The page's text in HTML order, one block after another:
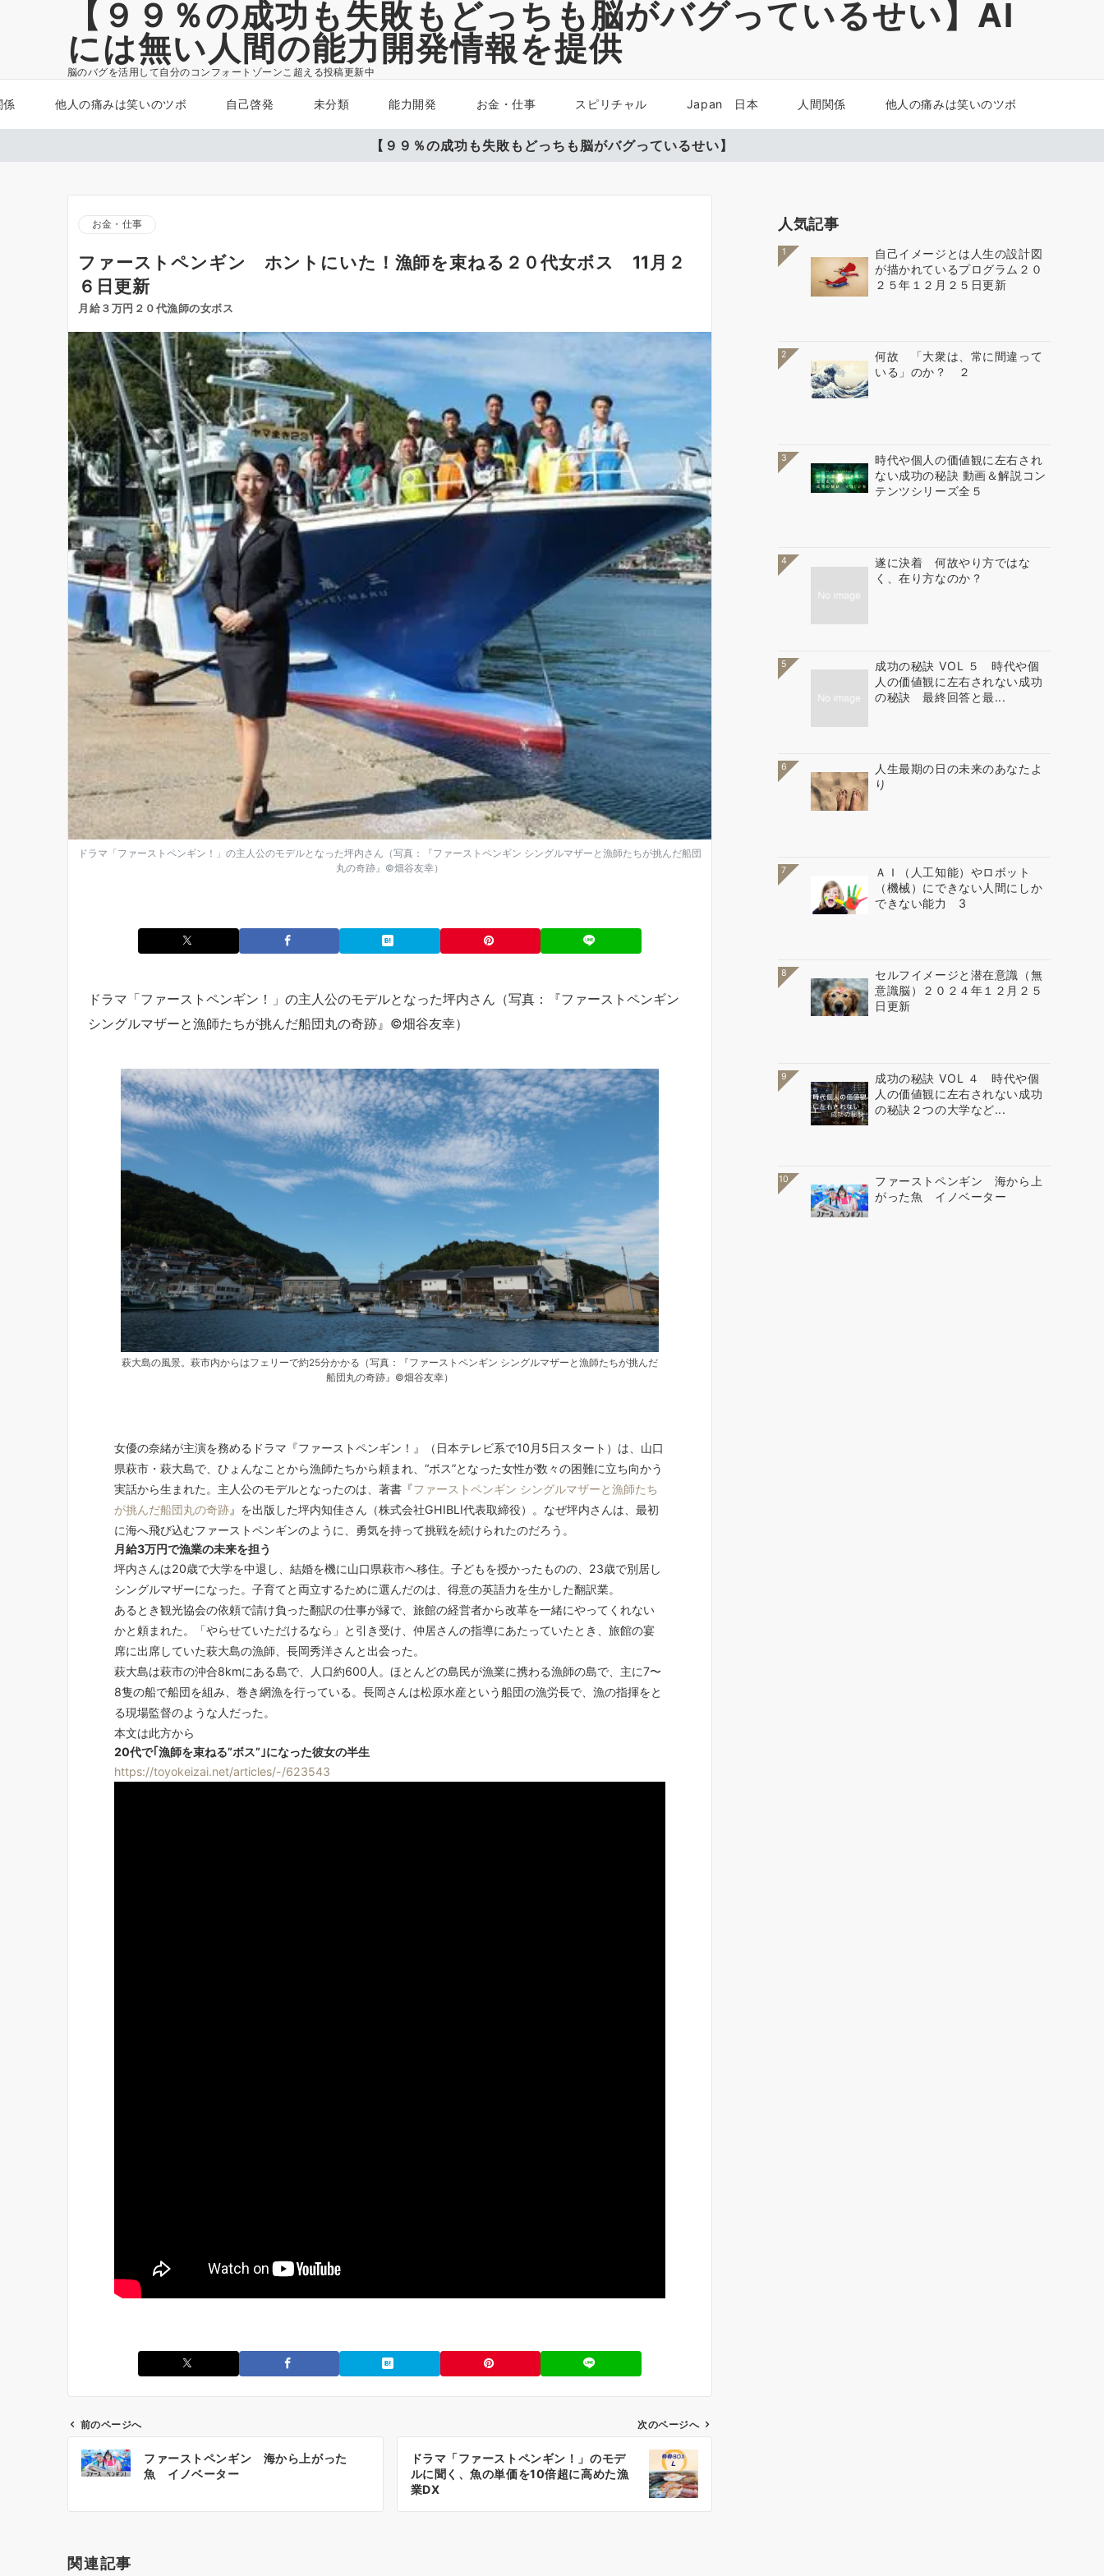
【９９％の成功も失敗もどっちも脳がバグっているせい】AI
には無い人間の能力開発情報を提供
脳のバグを活用して自分のコンフォートゾーンこ超える投稿更新中
係 他人の痛みは笑いのツボ 自己啓発 未分類 能力開発 お金・仕事 スピリチャル Japan 日本 人間関係 他人の痛みは笑いのツボ
【９９％の成功も失敗もどっちも脳がバグっているせい】
お金・仕事
ファーストペンギン ホントにいた！漁師を束ねる２０代女ボス 11月２
６日更新
月給３万円２０代漁師の女ボス
ドラマ「ファーストペンギン！」の主人公のモデルとなった坪内さん（写真：『ファーストペンギン シングルマザーと漁師たちが挑んだ船団
丸の奇跡』©︎畑谷友幸）
ドラマ「ファーストペンギン！」の主人公のモデルとなった坪内さん（写真：『ファーストペンギン
シングルマザーと漁師たちが挑んだ船団丸の奇跡』©︎畑谷友幸）
萩大島の風景。萩市内からはフェリーで約25分かかる（写真：『ファーストペンギン シングルマザーと漁師たちが挑んだ
船団丸の奇跡』©︎畑谷友幸）
女優の奈緒が主演を務めるドラマ『ファーストペンギン！』（日本テレビ系で10月5日スタート）は、山口
県萩市・萩大島で、ひょんなことから漁師たちから頼まれ、“ボス”となった女性が数々の困難に立ち向かう
実話から生まれた。主人公のモデルとなったのは、著書『ファーストペンギン シングルマザーと漁師たち
が挑んだ船団丸の奇跡』を出版した坪内知佳さん（株式会社GHIBLI代表取締役）。なぜ坪内さんは、最初
に海へ飛び込むファーストペンギンのように、勇気を持って挑戦を続けられたのだろう。
月給3万円で漁業の未来を担う
坪内さんは20歳で大学を中退し、結婚を機に山口県萩市へ移住。子どもを授かったものの、23歳で別居し
シングルマザーになった。子育てと両立するために選んだのは、得意の英語力を生かした翻訳業。
あるとき観光協会の依頼で請け負った翻訳の仕事が縁で、旅館の経営者から改革を一緒にやってくれない
かと頼まれた。「やらせていただけるなら」と引き受け、仲居さんの指導にあたっていたとき、旅館の宴
席に出席していた萩大島の漁師、長岡秀洋さんと出会った。
萩大島は萩市の沖合8kmにある島で、人口約600人。ほとんどの島民が漁業に携わる漁師の島で、主に7〜
8隻の船で船団を組み、巻き網漁を行っている。長岡さんは松原水産という船団の漁労長で、漁の指揮をと
る現場監督のような人だった。
本文は此方から
20代で｢漁師を束ねる”ボス”｣になった彼女の半生
https://toyokeizai.net/articles/-/623543
シ
前のページへ
ファーストペンギン 海から上がった
魚 イノベーター
次のページへ
ドラマ「ファーストペンギン！」のモデ
ルに聞く、魚の単価を10倍超に高めた漁
業DX
関連記事
人気記事
1
自己イメージとは人生の設計図
が描かれているプログラム２０
２５年１２月２５日更新
2
何故 「大衆は、常に間違って
いる」のか？ ２
3
時代や個人の価値観に左右され
ない成功の秘訣 動画＆解説コン
テンツシリーズ全５
4
遂に決着 何故やり方ではな
く、在り方なのか？
5
成功の秘訣 VOL ５ 時代や個
人の価値観に左右されない成功
の秘訣 最終回答と最...
6
人生最期の日の未来のあなたよ
り
7
ＡＩ（人工知能）やロボット
（機械）にできない人間にしか
できない能力 3
8
セルフイメージと潜在意識（無
意識脳）２０２４年１２月２５
日更新
9
成功の秘訣 VOL ４ 時代や個
人の価値観に左右されない成功
の秘訣２つの大学など...
10
ファーストペンギン 海から上
がった魚 イノベーター